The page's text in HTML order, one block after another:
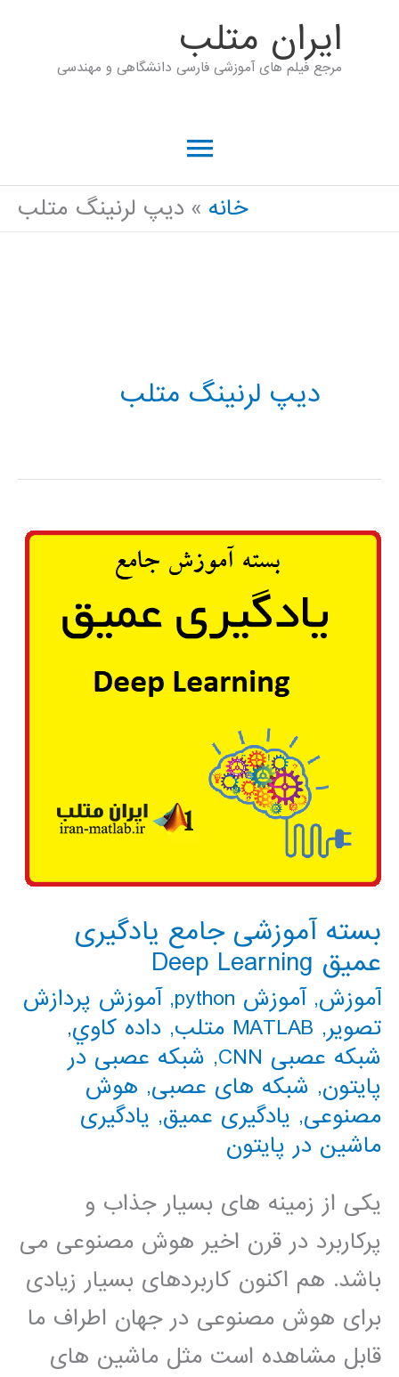
ايران متلب
مرجع فیلم های آموزشی فارسی دانشگاهی و مهندسی
فهرست
اصلیخانه دیپ لرنینگ متلب
دیپ لرنینگ متلب
بسته آموزشی جامع یادگیری
عمیق Deep Learning
آموزش,آموزش python ,آموزش پردازش
تصویر, MATLAB متلب , داده كاوي,
شبکه عصبی CNN
, شبکه عصبی در
پایتون, شبکه های عصبی, هوش
مصنوعی, یادگیری عمیق, یادگیری
ماشین در پایتون
یکی از زمینه های بسیار جذاب و
پرکاربرد در قرن اخیر هوش مصنوعی می
باشد. هم اکنون کاربردهای بسیار زیادی
برای هوش مصنوعی در جهان اطراف ما
قابل مشاهده است مثل ماشین های